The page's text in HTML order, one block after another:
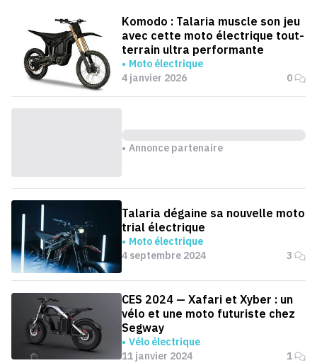
Komodo : Talaria muscle son jeu
avec cette moto électrique tout-
terrain ultra performante
Moto électrique
4 janvier 2026
0
Annonce partenaire
Talaria dégaine sa nouvelle moto
trial électrique
Moto électrique
4 septembre 2024
3
CES 2024 — Xafari et Xyber : un
vélo et une moto futuriste chez
Segway
Vélo électrique
11 janvier 2024
1